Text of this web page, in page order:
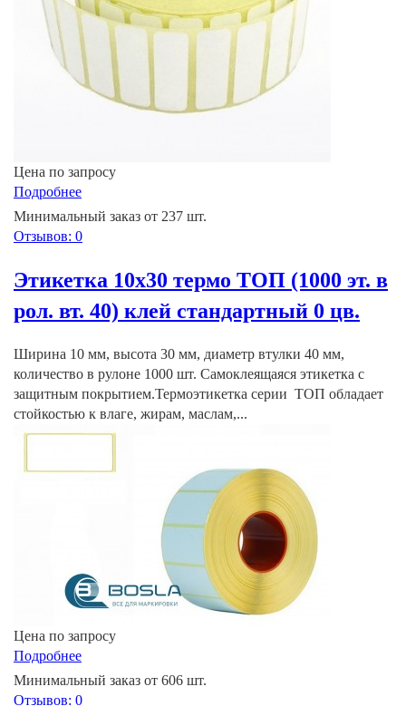
Цена по запросу
Подробнее
Минимальный заказ от 237 шт.
Отзывов: 0
Этикетка 10х30 термо ТОП (1000 эт. в
рол. вт. 40) клей стандартный 0 цв.
Ширина 10 мм, высота 30 мм, диаметр втулки 40 мм,
количество в рулоне 1000 шт. Самоклеящаяся этикетка с
защитным покрытием.Термоэтикетка серии ТОП обладает
стойкостью к влаге, жирам, маслам,...
Цена по запросу
Подробнее
Минимальный заказ от 606 шт.
Отзывов: 0